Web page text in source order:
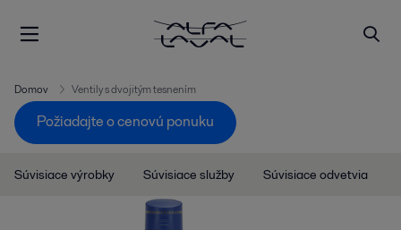
Domov Ventily s dvojitým tesnením
Požiadajte o cenovú ponuku
Súvisiace výrobky Súvisiace služby Súvisiace odvetvia